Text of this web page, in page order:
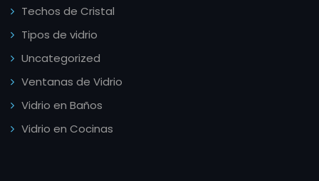
Techos de Cristal
Tipos de vidrio
Uncategorized
Ventanas de Vidrio
Vidrio en Baños
Vidrio en Cocinas